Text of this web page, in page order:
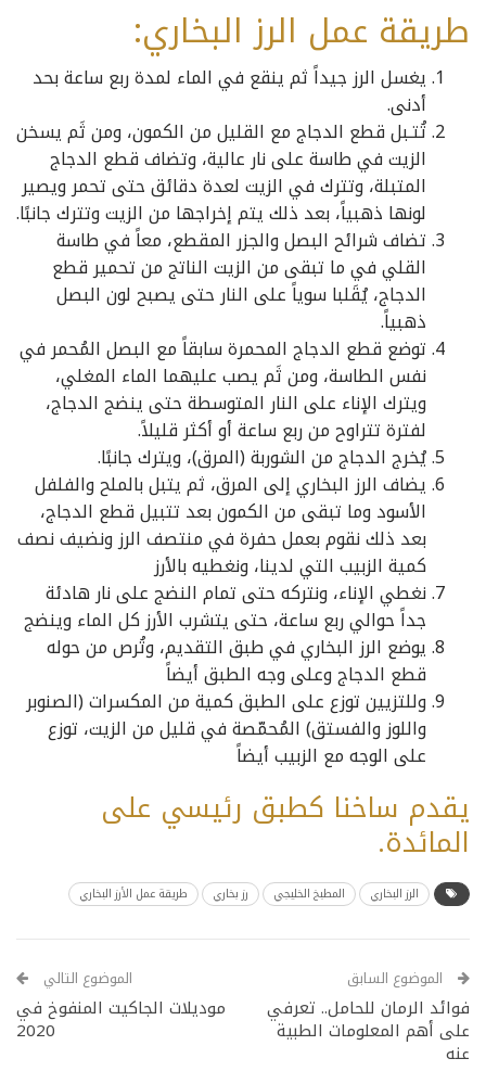
طريقة عمل الرز البخاري:
يغسل الرز جيداً ثم ينقع في الماء لمدة ربع ساعة بحد
أدنى.
تُتـبل قطع الدجاج مع القليل من الكمون، ومن ثَم يسخن
الزيت في طاسة على نار عالية، وتضاف قطع الدجاج
المتبلة، وتترك في الزيت لعدة دقائق حتى تحمر ويصير
لونها ذهبياً، بعد ذلك يتم إخراجها من الزيت وتترك جانبًا.
تضاف شرائح البصل والجزر المقطع، معاً في طاسة
القلي في ما تبقى من الزيت الناتج من تحمير قطع
الدجاج، يُقَلبا سوياً على النار حتى يصبح لون البصل
ذهبياً.
توضع قطع الدجاج المحمرة سابقاً مع البصل المُحمر في
نفس الطاسة، ومن ثَم يصب عليهما الماء المغلي،
ويترك الإناء على النار المتوسطة حتى ينضج الدجاج،
لفترة تتراوح من ربع ساعة أو أكثر قليلاً.
يُخرج الدجاج من الشوربة (المرق)، ويترك جانبًا.
يضاف الرز البخاري إلى المرق، ثم يتبل بالملح والفلفل
الأسود وما تبقى من الكمون بعد تتبيل قطع الدجاج،
بعد ذلك نقوم بعمل حفرة في منتصف الرز ونضيف نصف
كمية الزبيب التي لدينا، ونغطيه بالأرز
نغطي الإناء، ونتركه حتى تمام النضج على نار هادئة
جداً حوالي ربع ساعة، حتى يتشرب الأرز كل الماء وينضج
يوضع الرز البخاري في طبق التقديم، وتُرص من حوله
قطع الدجاج وعلى وجه الطبق أيضاً
وللتزيين توزع على الطبق كمية من المكسرات (الصنوبر
واللوز والفستق) المُحمّصة في قليل من الزيت، توزع
على الوجه مع الزبيب أيضاً
يقدم ساخنا كطبق رئيسي على
المائدة.
الرز البخاري المطبخ الخليجي رز بخاري طريقة عمل الأرز البخاري
الموضوع السابق
فوائد الرمان للحامل.. تعرفي
على أهم المعلومات الطبية
عنه
الموضوع التالي
موديلات الجاكيت المنفوخ في
2020